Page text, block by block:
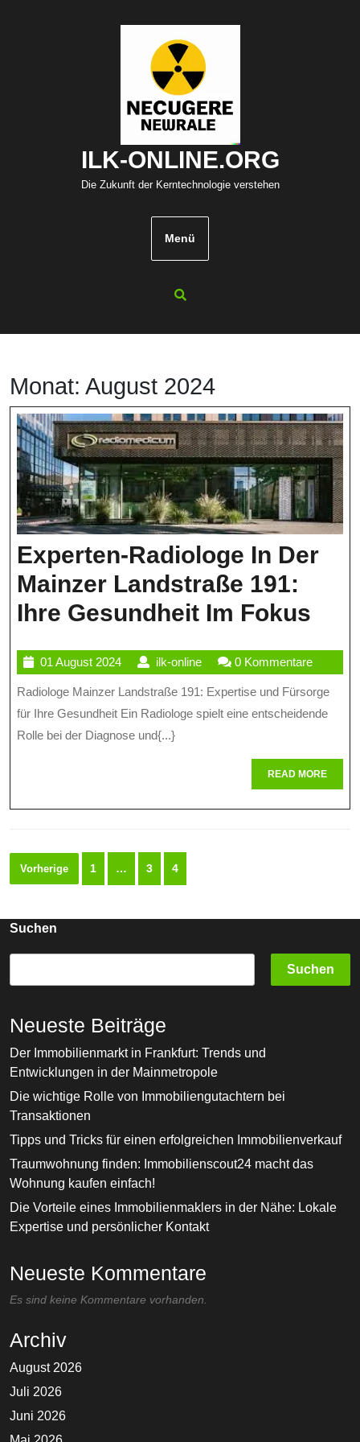
ILK-ONLINE.ORG
Die Zukunft der Kerntechnologie verstehen
Menü
Monat: August 2024
Experten-Radiologe In Der
Mainzer Landstraße 191:
Ihre Gesundheit Im Fokus
In
Der
191:
Ihre
01 August 202401
August
2024
ilk-onlineilk-
online
0 Kommentare
Radiologe Mainzer Landstraße 191: Expertise und Fürsorge
für Ihre Gesundheit Ein Radiologe spielt eine entscheidende
Rolle bei der Diagnose und{...}
READ MOREREAD
MORE
Seitennummerierung
der
Vorherige 1 … 3 4
Suchen
Suchen
Neueste Beiträge
Der Immobilienmarkt in Frankfurt: Trends und
Entwicklungen in der Mainmetropole
Die wichtige Rolle von Immobiliengutachtern bei
Transaktionen
Tipps und Tricks für einen erfolgreichen Immobilienverkauf
Traumwohnung finden: Immobilienscout24 macht das
Wohnung kaufen einfach!
Die Vorteile eines Immobilienmaklers in der Nähe: Lokale
Expertise und persönlicher Kontakt
Neueste Kommentare
Es sind keine Kommentare vorhanden.
Archiv
August 2026
Juli 2026
Juni 2026